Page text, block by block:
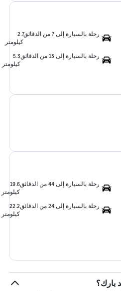
رحلة بالسيارة إلى 7 من الدقائق
2.7
كيلومتر
رحلة بالسيارة إلى 13 من الدقائق
5.3
كيلومتر
رحلة بالسيارة إلى 44 من الدقائق
19.6
كيلومتر
رحلة بالسيارة إلى 24 من الدقائق
22.2
كيلومتر
بارك؟